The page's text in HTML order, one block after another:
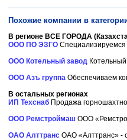
Похожие компании в
В регионе ВСЕ ГОРОДА
ООО ПО ЭЗГО Специализируемся
ООО Котельный завод
ООО Азъ группа Обеспечиваем
В остальных регионах
ИП Техснаб Продажа
ООО Ремстроймаш ООО
ОАО Алттранс ОАО «Алттранс» -